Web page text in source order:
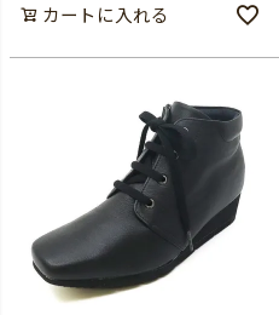
カートに入れる